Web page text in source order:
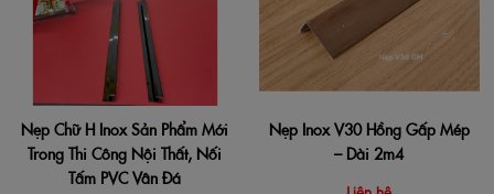
Nẹp Chữ H Inox Sản Phẩm Mới
Trong Thi Công Nội Thất, Nối
Tấm PVC Vân Đá
Nẹp Inox V30 Hồng Gấp Mép
– Dài 2m4